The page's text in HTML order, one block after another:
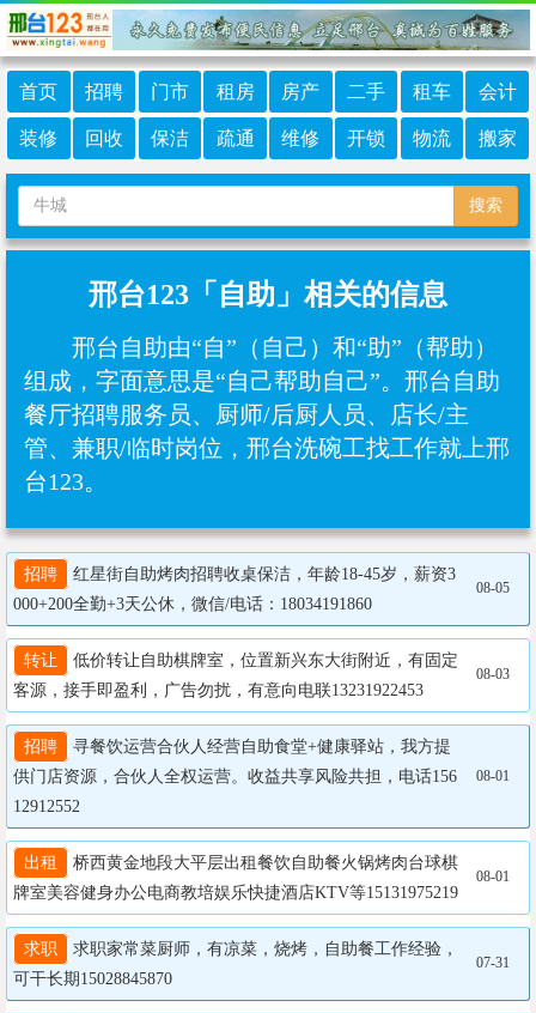
首页 招聘 门市 租房 房产 二手 租车 会计
装修 回收 保洁 疏通 维修 开锁 物流 搬家
搜索
邢台123「自助」相关的信息
邢台自助由“自”（自己）和“助”（帮助）
组成，字面意思是“自己帮助自己”。邢台自助
餐厅招聘服务员、厨师/后厨人员、店长/主
管、兼职/临时岗位，邢台洗碗工找工作就上邢
台123。
招聘
红星街自助烤肉招聘收桌保洁，年龄18-45岁，薪资3
000+200全勤+3天公休，微信/电话：18034191860
08-05
转让
低价转让自助棋牌室，位置新兴东大街附近，有固定
客源，接手即盈利，广告勿扰，有意向电联13231922453
08-03
招聘
寻餐饮运营合伙人经营自助食堂+健康驿站，我方提
供门店资源，合伙人全权运营。收益共享风险共担，电话156
12912552
08-01
出租
桥西黄金地段大平层出租餐饮自助餐火锅烤肉台球棋
牌室美容健身办公电商教培娱乐快捷酒店KTV等15131975219
08-01
求职
求职家常菜厨师，有凉菜，烧烤，自助餐工作经验，
可干长期15028845870
07-31